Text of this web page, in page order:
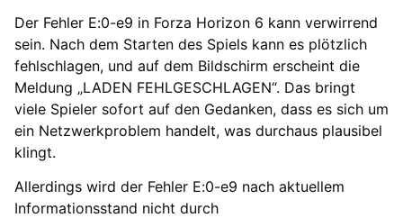
Der Fehler E:0-e9 in Forza Horizon 6 kann verwirrend
sein. Nach dem Starten des Spiels kann es plötzlich
fehlschlagen, und auf dem Bildschirm erscheint die
Meldung „LADEN FEHLGESCHLAGEN“. Das bringt
viele Spieler sofort auf den Gedanken, dass es sich um
ein Netzwerkproblem handelt, was durchaus plausibel
klingt.
Allerdings wird der Fehler E:0-e9 nach aktuellem
Informationsstand nicht durch